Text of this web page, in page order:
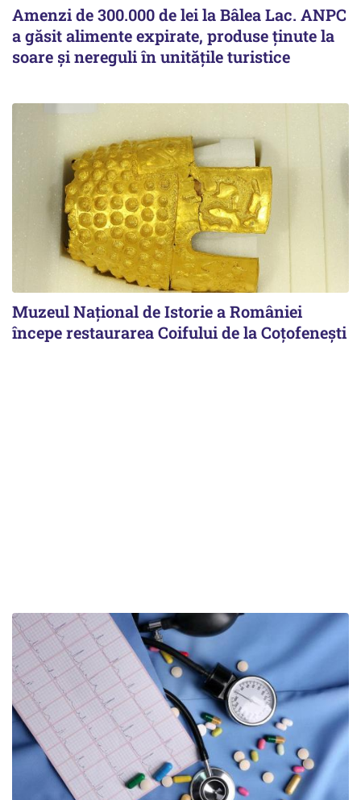
Amenzi de 300.000 de lei la Bâlea Lac. ANPC
a găsit alimente expirate, produse ținute la
soare și nereguli în unitățile turistice
Muzeul Național de Istorie a României
începe restaurarea Coifului de la Coțofenești